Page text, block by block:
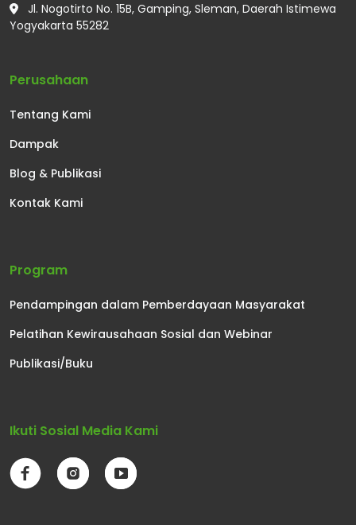
Jl. Nogotirto No. 15B, Gamping, Sleman, Daerah Istimewa
Yogyakarta 55282
Perusahaan
Tentang Kami
Dampak
Blog & Publikasi
Kontak Kami
Program
Pendampingan dalam Pemberdayaan Masyarakat
Pelatihan Kewirausahaan Sosial dan Webinar
Publikasi/Buku
Ikuti Sosial Media Kami